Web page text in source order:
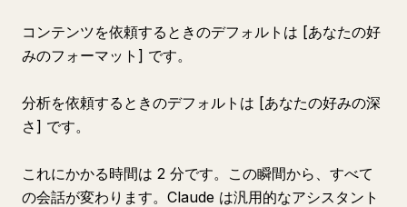
コンテンツを依頼するときのデフォルトは [あなたの好
みのフォーマット] です。
分析を依頼するときのデフォルトは [あなたの好みの深
さ] です。
これにかかる時間は 2 分です。この瞬間から、すべて
の会話が変わります。Claude は汎用的なアシスタント